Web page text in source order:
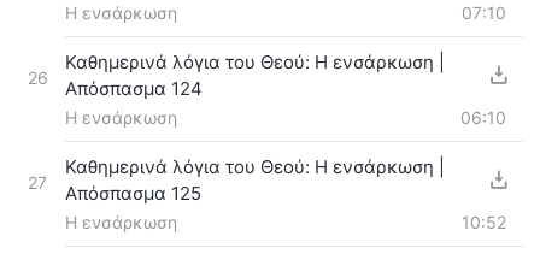
Η ενσάρκωση 07:10
26
Καθημερινά λόγια του Θεού: Η ενσάρκωση |
Απόσπασμα 124
Η ενσάρκωση 06:10
27
Καθημερινά λόγια του Θεού: Η ενσάρκωση |
Απόσπασμα 125
Η ενσάρκωση 10:52